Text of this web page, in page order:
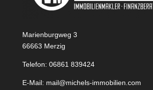
Marienburgweg 3
66663 Merzig
Telefon: 06861 839424
E-Mail: mail@michels-immobilien.com